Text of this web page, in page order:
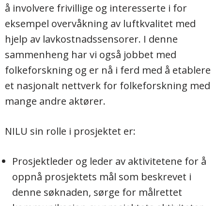
å involvere frivillige og interesserte i for
eksempel overvåkning av luftkvalitet med
hjelp av lavkostnadssensorer. I denne
sammenheng har vi også jobbet med
folkeforskning og er nå i ferd med å etablere
et nasjonalt nettverk for folkeforskning med
mange andre aktører.
NILU sin rolle i prosjektet er:
Prosjektleder og leder av aktivitetene for å
oppnå prosjektets mål som beskrevet i
denne søknaden, sørge for målrettet